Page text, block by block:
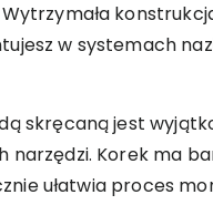
w systemach
skręcaną jest
narzędzi. Korek ma
ułatwia proces